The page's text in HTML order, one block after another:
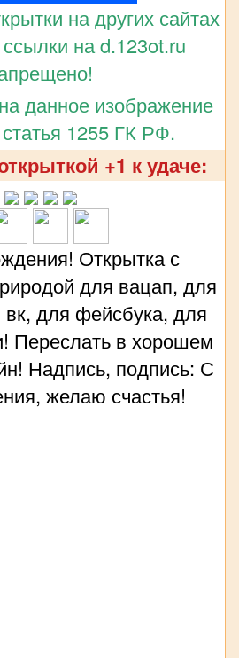
на других сайтах
на d.123ot.ru
данное изображение
1255 ГК РФ.
+1 к удаче:
Открытка с
для вацап, для
вк, для фейсбука, для
Переслать в хорошем
Надпись, подпись: С
желаю счастья!